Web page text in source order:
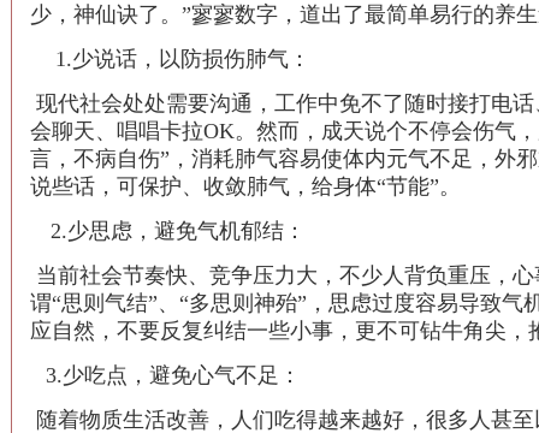
少，神仙诀了。”寥寥数字，道出了最简单易行的养
1.少说话，以防损伤肺气：
现代社会处处需要沟通，工作中免不了随时接打电
会聊天、唱唱卡拉OK。然而，成天说个不停会伤气
言，不病自伤”，消耗肺气容易使体内元气不足，外
说些话，可保护、收敛肺气，给身体“节能”。
2.少思虑，避免气机郁结：
当前社会节奏快、竞争压力大，不少人背负重压，
谓“思则气结”、“多思则神殆”，思虑过度容易导致
应自然，不要反复纠结一些小事，更不可钻牛角尖，
3.少吃点，避免心气不足：
随着物质生活改善，人们吃得越来越好，很多人甚